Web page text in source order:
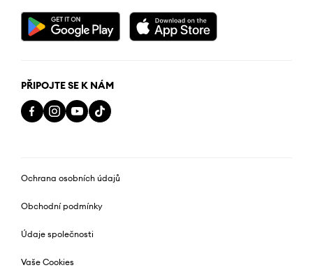
PŘIPOJTE SE K NÁM
Ochrana osobních údajů
Obchodní podmínky
Údaje společnosti
Vaše Cookies